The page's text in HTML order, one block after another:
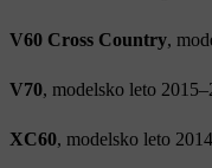
V60 Cross Country,
V70, modelsko leto
XC60, modelsko leto